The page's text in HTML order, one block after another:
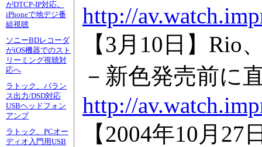
がDTCP-IP対応。
iPhoneで地デジ番
組視聴
ソニーBDレコーダ
がiOS機器でのスト
リーミング視聴対
応へ
ラトック、バラン
ス出力/DSD対応
USBヘッドフォン
アンプ
ラトック、PCオー
ディオ入門用USB
http://
【3月10日】Rio
－新色発売前に
http://
【2004年10月